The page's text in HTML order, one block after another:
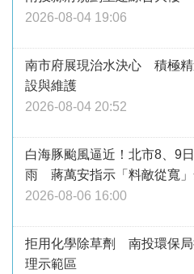
2026-08-04 19:06
南市府展現治水決心 積極精
設與維護
2026-08-04 20:52
白海豚颱風逼近！北市8、9
雨 蔣萬安指示「料敵從寬
2026-08-06 16:00
拒用化學除草劑 南投環保局
理示範區